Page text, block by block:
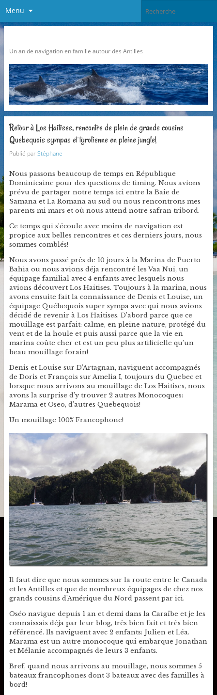
Menu
Un an de navigation en famille autour des Antilles
Retour à Los Haitises, rencontre de plein de grands cousins
Quebequois sympas et tyrolienne en pleine jungle!
Publié parStéphane
Nous passons beaucoup de temps en République
Dominicaine pour des questions de timing. Nous avions
prévu de partager notre temps ici entre la Baie de
Samana et La Romana au sud ou nous rencontrons mes
parents mi mars et où nous attend notre safran tribord.
Ce temps qui s’écoule avec moins de navigation est
propice aux belles rencontres et ces derniers jours, nous
sommes comblés!
Nous avons passé près de 10 jours à la Marina de Puerto
Bahia ou nous avions déja rencontré les Vaa Nui, un
équipage familial avec 4 enfants avec lesquels nous
avions découvert Los Haitises. Toujours à la marina, nous
avons ensuite fait la connaissance de Denis et Louise, un
équipage Québequois super sympa avec qui nous avions
décidé de revenir à Los Haitises. D’abord parce que ce
mouillage est parfait: calme, en pleine nature, protégé du
vent et de la houle et puis aussi parce que la vie en
marina coûte cher et est un peu plus artificielle qu’un
beau mouillage forain!
Denis et Louise sur D’Artagnan, naviguent accompagnés
de Doris et François sur Amelia I, toujours du Quebec et
lorsque nous arrivons au mouillage de Los Haitises, nous
avons la surprise d’y trouver 2 autres Monocoques:
Marama et Oseo, d’autres Quebequois!
Un mouillage 100% Francophone!
Il faut dire que nous sommes sur la route entre le Canada
et les Antilles et que de nombreux équipages de chez nos
grands cousins d’Amérique du Nord passent par ici.
Oséo navigue depuis 1 an et demi dans la Caraïbe et je les
connaissais déja par leur blog, très bien fait et très bien
référencé. Ils naviguent avec 2 enfants: Julien et Léa.
Marama est un autre monocoque qui embarque Jonathan
et Mélanie accompagnés de leurs 3 enfants.
Bref, quand nous arrivons au mouillage, nous sommes 5
bateaux francophones dont 3 bateaux avec des familles à
bord!